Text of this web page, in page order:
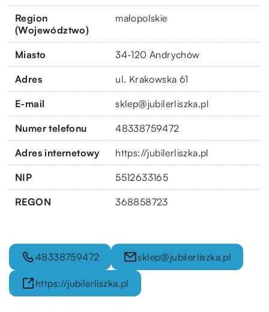
Region
(Województwo)
małopolskie
Miasto 34-120 Andrychów
Adres ul. Krakowska 61
E-mail sklep@jubilerliszka.pl
Numer telefonu 48338759472
Adres internetowy https://jubilerliszka.pl
NIP 5512633165
REGON 368858723
48338759472 sklep@jubilerliszka.pl
https://jubilerliszka.pl